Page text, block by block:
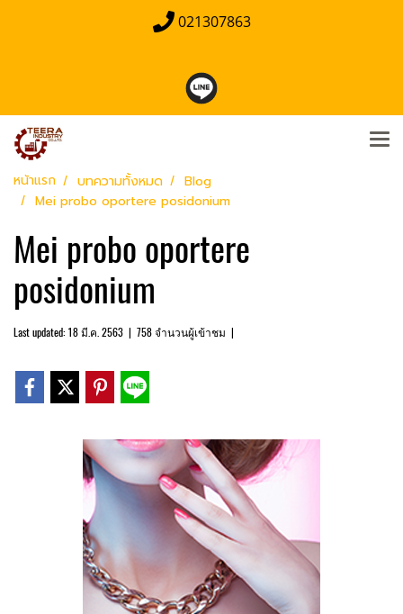
021307863
หน้าแรก บทความทั้งหมด
Blog
Mei probo oportere posidonium
Mei probo oportere
posidonium
Last updated: 18 มี.ค. 2563 | 758 จำนวนผู้เข้าชม |